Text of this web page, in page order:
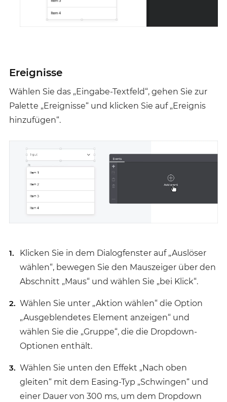
Ereignisse
Wählen Sie das „Eingabe-Textfeld“, gehen Sie zur
Palette „Ereignisse“ und klicken Sie auf „Ereignis
hinzufügen“.
Klicken Sie in dem Dialogfenster auf „Auslöser
wählen“, bewegen Sie den Mauszeiger über den
Abschnitt „Maus“ und wählen Sie „bei Klick“.
Wählen Sie unter „Aktion wählen“ die Option
„Ausgeblendetes Element anzeigen“ und
wählen Sie die „Gruppe“, die die Dropdown-
Optionen enthält.
Wählen Sie unten den Effekt „Nach oben
gleiten“ mit dem Easing-Typ „Schwingen“ und
einer Dauer von 300 ms, um dem Dropdown